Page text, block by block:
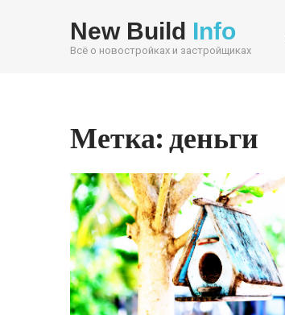
New Build Info
Всё о новостройках и застройщиках
Метка:деньги